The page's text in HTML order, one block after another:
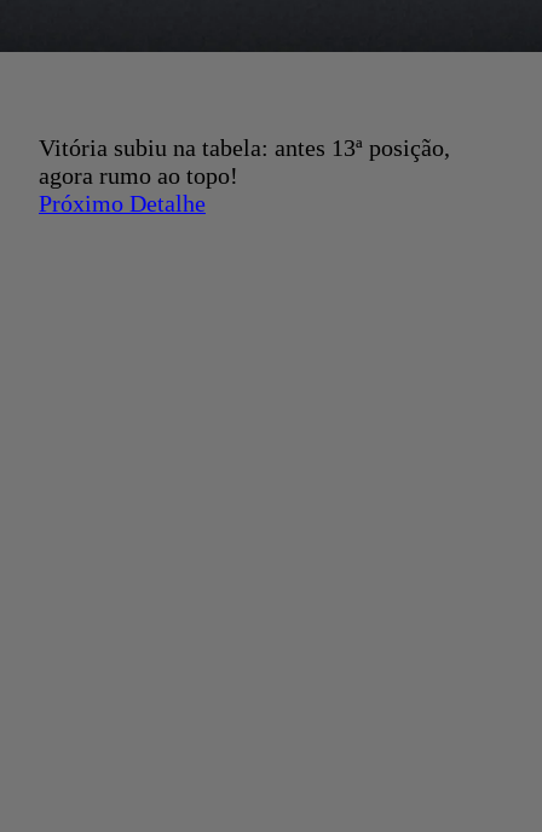
Vitória subiu na tabela: antes 13ª posição,
agora rumo ao topo!
Próximo Detalhe